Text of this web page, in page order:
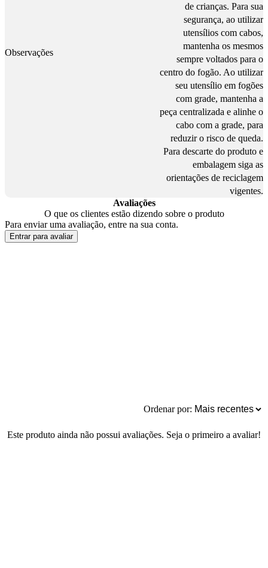
Observações
de crianças. Para sua
segurança, ao utilizar
utensílios com cabos,
mantenha os mesmos
sempre voltados para o
centro do fogão. Ao utilizar
seu utensílio em fogões
com grade, mantenha a
peça centralizada e alinhe o
cabo com a grade, para
reduzir o risco de queda.
Para descarte do produto e
embalagem siga as
orientações de reciclagem
vigentes.
Avaliações
O que os clientes estão dizendo sobre o produto
Para enviar uma avaliação, entre na sua conta.
Entrar para avaliar
Ordenar por:
Este produto ainda não possui avaliações. Seja o primeiro a avaliar!